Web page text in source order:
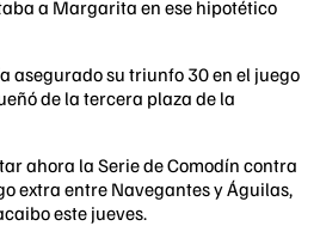
a Margarita en ese hipotético
asegurado su triunfo 30 en el juego
de la tercera plaza de la
ahora la Serie de Comodín contra
extra entre Navegantes y Águilas,
este jueves.